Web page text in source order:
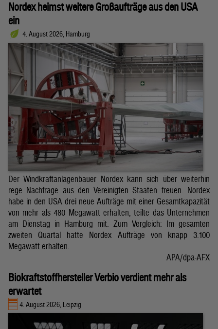
Nordex heimst weitere Großaufträge aus den USA
ein
4. August 2026, Hamburg
Der Windkraftanlagenbauer Nordex kann sich über weiterhin
rege Nachfrage aus den Vereinigten Staaten freuen. Nordex
habe in den USA drei neue Aufträge mit einer Gesamtkapazität
von mehr als 480 Megawatt erhalten, teilte das Unternehmen
am Dienstag in Hamburg mit. Zum Vergleich: Im gesamten
zweiten Quartal hatte Nordex Aufträge von knapp 3.100
Megawatt erhalten.
APA/dpa-AFX
Biokraftstoffhersteller Verbio verdient mehr als
erwartet
4. August 2026, Leipzig